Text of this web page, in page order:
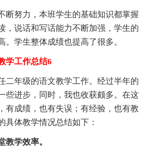
努力，本班学生的基础知识都掌握
，说话和写话能力不断加强，学生的
。学生整体成绩也提高了很多。
学工作总结6
年级的语文教学工作。经过半年的
些进步，同时，我也收获颇多。在这
有成绩，也有失误；有经验，也有教
具体教学情况总结如下：
学效率。